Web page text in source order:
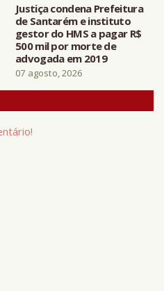
Justiça condena Prefeitura
de Santarém e instituto
gestor do HMS a pagar R$
500 mil por morte de
advogada em 2019
07 agosto, 2026